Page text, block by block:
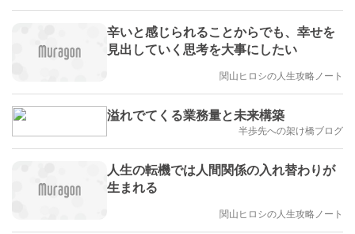
辛いと感じられることからでも、幸せを
見出していく思考を大事にしたい
関山ヒロシの人生攻略ノート
溢れでてくる業務量と未来構築
半歩先への架け橋ブログ
人生の転機では人間関係の入れ替わりが
生まれる
関山ヒロシの人生攻略ノート